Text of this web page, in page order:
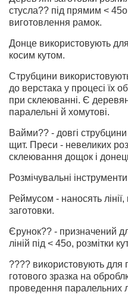
стусла?? під прямим <
виготовлення рамок.
Донце використовують
косим кутом.
Струбцини
до верстака у процесі їх
при склеюванні. Є
паралельні й хомутові.
Вайми?? - довгі
щит. Преси - невеликих
склеювання дощок і
Розмічувальні
Реймусом - наносять
заготовки.
Єрунок?? - призначений
ліній під < 45о, розмітки
???? використовують для
готового зразка на
проведення паралельних